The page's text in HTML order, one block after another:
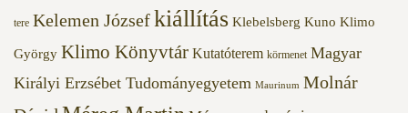
tere Kelemen Józsefkiállítás Klebelsberg Kuno Klimo
György Klimo Könyvtár Kutatóterem körmenet Magyar
Királyi Erzsébet Tudományegyetem Maurinum Molnár